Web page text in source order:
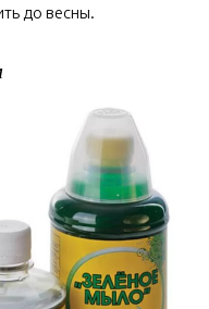
до весны.